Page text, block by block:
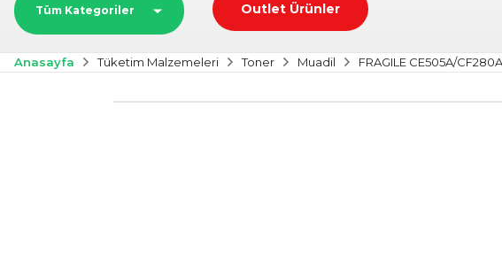
Tüm Kategoriler Outlet Ürünler
Anasayfa Tüketim Malzemeleri Toner Muadil FRAGILE CE505A/